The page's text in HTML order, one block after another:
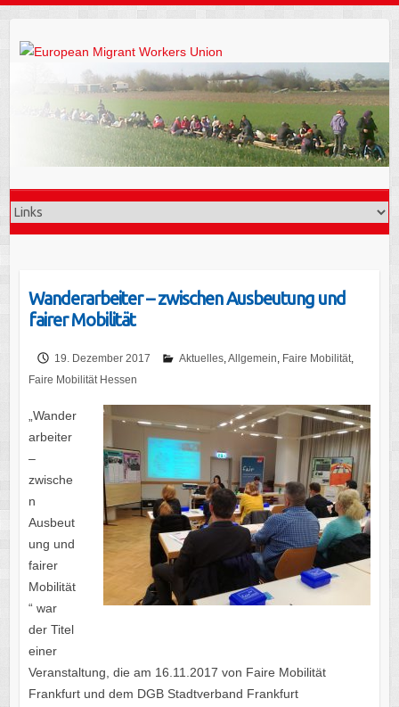
Wanderarbeiter – zwischen Ausbeutung und
fairer Mobilität
19. Dezember 2017 Aktuelles,Allgemein, Faire Mobilität,
Faire Mobilität Hessen
„Wander
arbeiter
–
zwische
n
Ausbeut
ung und
fairer
Mobilität
“ war
der Titel
einer
Veranstaltung, die am 16.11.2017 von Faire Mobilität
Frankfurt und dem DGB Stadtverband Frankfurt